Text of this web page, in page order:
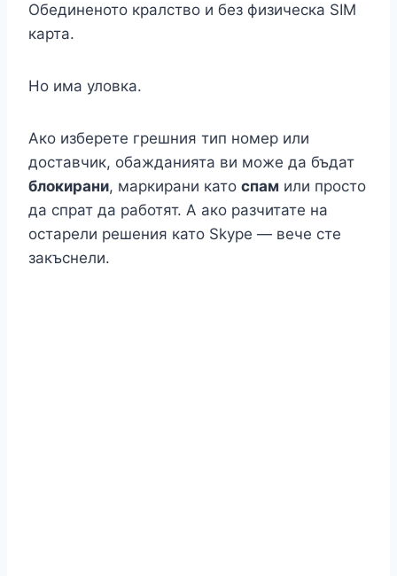
Обединеното кралство и без физическа SIM
карта.
Но има уловка.
Ако изберете грешния тип номер или
доставчик, обажданията ви може да бъдат
блокирани, маркирани като спам или просто
да спрат да работят. А ако разчитате на
остарели решения като Skype — вече сте
закъснели.